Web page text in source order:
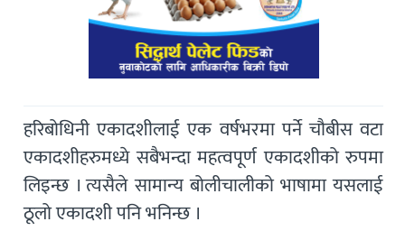
हरिबोधिनी एकादशीलाई एक वर्षभरमा पर्ने चौबीस वटा
एकादशीहरुमध्ये सबैभन्दा महत्वपूर्ण एकादशीको रुपमा
लिइन्छ । त्यसैले सामान्य बोलीचालीको भाषामा यसलाई
ठूलो एकादशी पनि भनिन्छ ।